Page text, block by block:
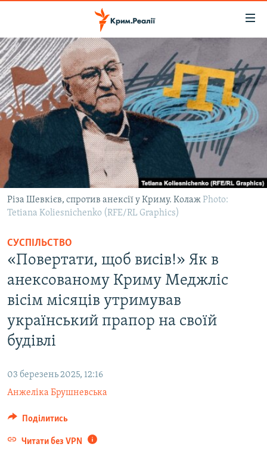
Перейти
до
основного
матеріалу
Перейти
до
основної
навігації
Перейти
до
пошуку
НОВИНИ
ВОДА.КРИМ
ВІДЕО ТА ФОТО
ПОЛІТИКА
БЛОГИ
ВСЕ ЗА ДЕНЬ
ДЕПОРТАЦІЯ
ВІДЕОУРОКИ «ELIFBE»
СВІДЧЕННЯ ОКУПАЦІЇ
УКРАЇНСЬКА ПРОБЛЕМА КРИМУ
ІНФОГРАФІКА
ЯК ОБІЙТИ БЛОКУВАННЯ
Русский
ДОЛУЧАЙСЯ!
Усі сайти RFE/RL
Різа Шевкієв, спротив анексії у Криму. КолажPhoto:
Tetiana Koliesnichenko (RFE/RL Graphics)
СУСПІЛЬСТВО
«Повертати, щоб висів!» Як в
анексованому Криму Меджліс
вісім місяців утримував
український прапор на своїй
будівлі
03 березень 2025, 12:16
Анжеліка Брушневська
Поділитись
Читати без VPN